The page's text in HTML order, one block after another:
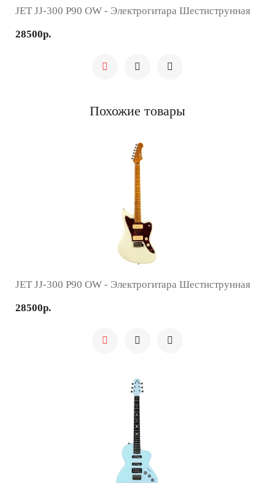
JET JJ-300 P90 OW - Электрогитара Шестиструнная
28500р.
Похожие товары
JET JJ-300 P90 OW - Электрогитара Шестиструнная
28500р.